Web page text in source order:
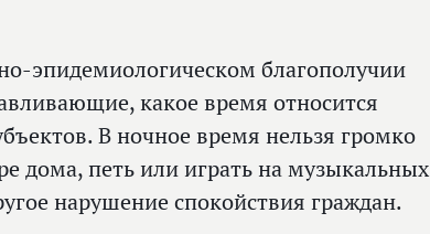
эпидемиологическом благополучии
какое время относится
В ночное время нельзя громко
дома, петь или играть на музыкальных
нарушение спокойствия граждан.